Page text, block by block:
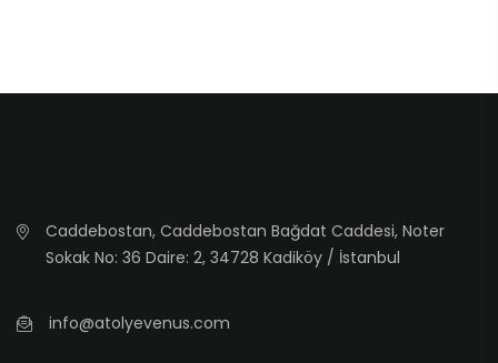
Caddebostan, Caddebostan Bağdat Caddesi, Noter
Sokak No: 36 Daire: 2, 34728 Kadiköy / İstanbul
info@atolyevenus.com